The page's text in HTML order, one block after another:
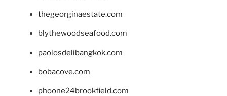
thegeorginaestate.com
blythewoodseafood.com
paolosdelibangkok.com
bobacove.com
phoone24brookfield.com